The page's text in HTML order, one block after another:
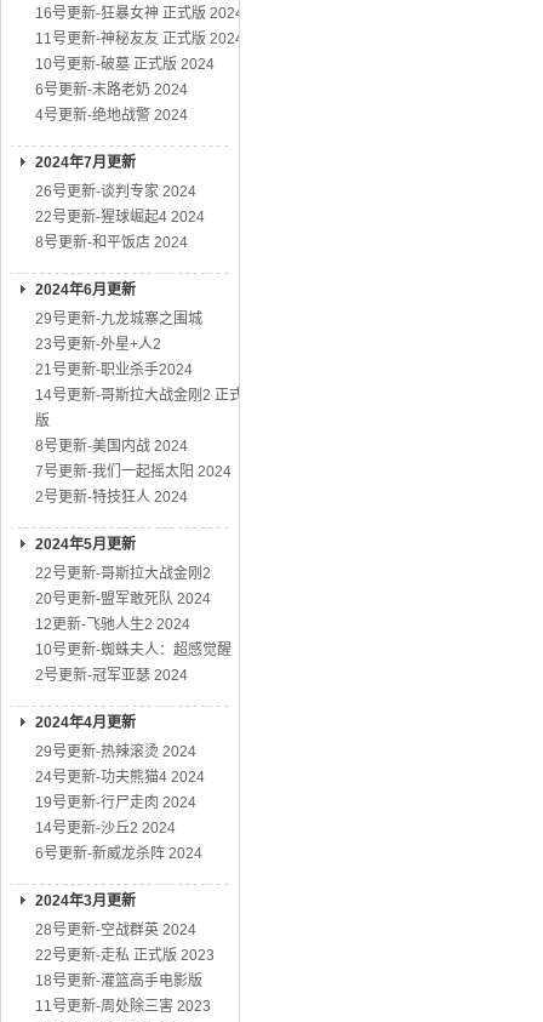
16号更新-狂暴女神 正式版 2024
11号更新-神秘友友 正式版 2024
10号更新-破墓 正式版 2024
6号更新-末路老奶 2024
4号更新-绝地战警 2024
2024年7月更新
26号更新-谈判专家 2024
22号更新-猩球崛起4 2024
8号更新-和平饭店 2024
2024年6月更新
29号更新-九龙城寨之围城
23号更新-外星+人2
21号更新-职业杀手2024
14号更新-哥斯拉大战金刚2 正式
版
8号更新-美国内战 2024
7号更新-我们一起摇太阳 2024
2号更新-特技狂人 2024
2024年5月更新
22号更新-哥斯拉大战金刚2
20号更新-盟军敢死队 2024
12更新-飞驰人生2 2024
10号更新-蜘蛛夫人：超感觉醒
2号更新-冠军亚瑟 2024
2024年4月更新
29号更新-热辣滚烫 2024
24号更新-功夫熊猫4 2024
19号更新-行尸走肉 2024
14号更新-沙丘2 2024
6号更新-新威龙杀阵 2024
2024年3月更新
28号更新-空战群英 2024
22号更新-走私 正式版 2023
18号更新-灌篮高手电影版
11号更新-周处除三害 2023